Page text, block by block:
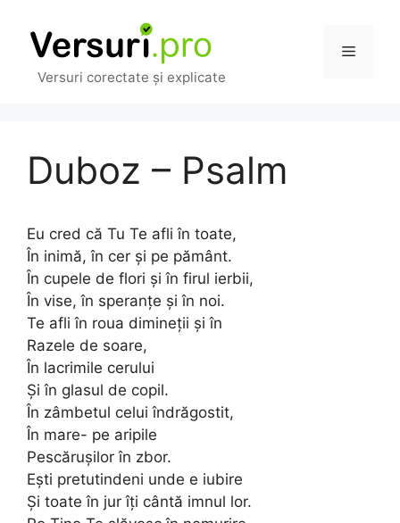
conținut
Versuri corectate și explicate
Meniu
Duboz – Psalm
Eu cred că Tu Te afli în toate,
În inimă, în cer şi pe pământ.
În cupele de flori şi în firul ierbii,
În vise, în speranţe şi în noi.
Te afli în roua dimineţii şi în
Razele de soare,
În lacrimile cerului
Şi în glasul de copil.
În zâmbetul celui îndrăgostit,
În mare- pe aripile
Pescăruşilor în zbor.
Eşti pretutindeni unde e iubire
Şi toate în jur îţi cântă imnul lor.